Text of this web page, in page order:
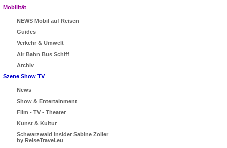
Mobilität
NEWS Mobil auf Reisen
Guides
Verkehr & Umwelt
Air Bahn Bus Schiff
Archiv
Szene Show TV
News
Show & Entertainment
Film - TV - Theater
Kunst & Kultur
Schwarzwald Insider Sabine Zoller
by ReiseTravel.eu